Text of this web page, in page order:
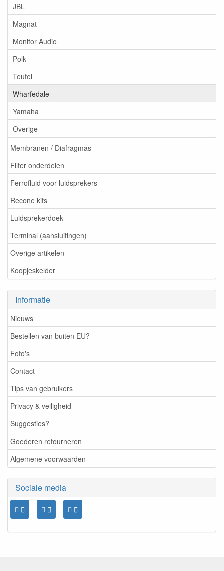
JBL
Magnat
Monitor Audio
Polk
Teufel
Wharfedale
Yamaha
Overige
Membranen / Diafragmas
Filter onderdelen
Ferrofluid voor luidsprekers
Recone kits
Luidsprekerdoek
Terminal (aansluitingen)
Overige artikelen
Koopjeskelder
Informatie
Nieuws
Bestellen van buiten EU?
Foto's
Contact
Tips van gebruikers
Privacy & veiligheid
Suggesties?
Goederen retourneren
Algemene voorwaarden
Sociale media